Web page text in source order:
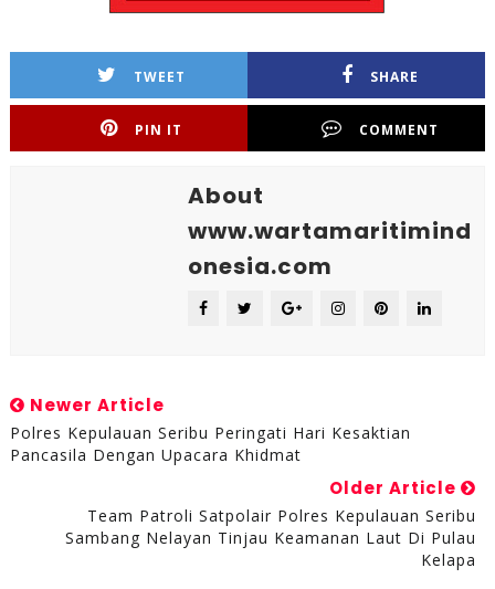
TWEET SHARE
PIN IT COMMENT
About
www.wartamaritimind
onesia.com
Newer Article
Polres Kepulauan Seribu Peringati Hari Kesaktian
Pancasila Dengan Upacara Khidmat
Older Article
Team Patroli Satpolair Polres Kepulauan Seribu
Sambang Nelayan Tinjau Keamanan Laut Di Pulau
Kelapa